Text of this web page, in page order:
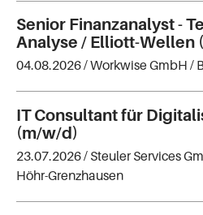
Senior Finanzanalyst -
Analyse / Elliott-Wellen
04.08.2026 /Workwise GmbH /
IT Consultant für
(m/w/d)
23.07.2026 / Steuler Services
Höhr-Grenzhausen